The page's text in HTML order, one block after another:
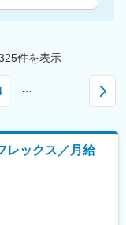
件を表示
レックス／月給